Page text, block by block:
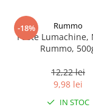
-18% Rummo
Paste Lumachine,
Rummo,
12,22 lei
9,98 lei
IN STOC